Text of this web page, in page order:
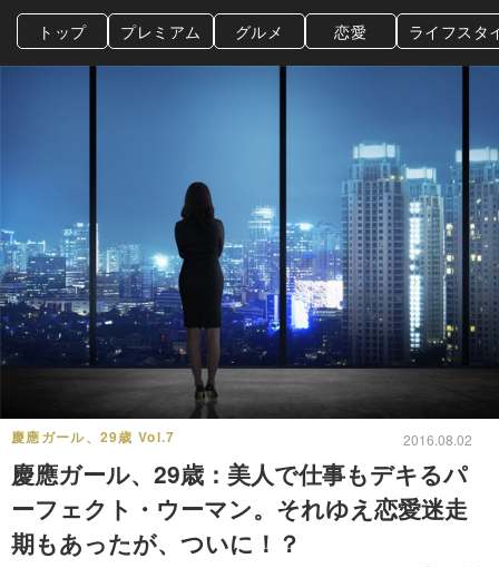
トップ プレミアム グルメ 恋愛 ライフスタ
慶應ガール、29歳 Vol.7 2016.08.02
慶應ガール、29歳：美人で仕事もデキるパ
ーフェクト・ウーマン。それゆえ恋愛迷走
期もあったが、ついに！？